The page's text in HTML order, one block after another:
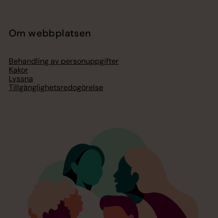
Om webbplatsen
Behandling av personuppgifter
Kakor
Lyssna
Tillgänglighetsredogörelse